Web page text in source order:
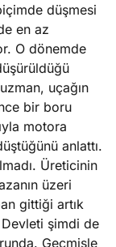
düşmesi
en az
O dönemde
uçağın
bir boru
motora
anlattı.
Üreticinin
üzeri
gittiği artık
şimdi de
Geçmişle